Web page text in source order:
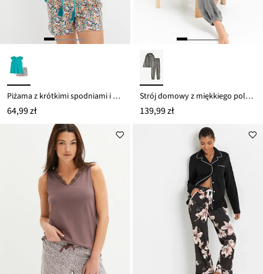
Piżama z krótkimi spodniami i koronkową tasiemką
64,99 zł
Strój domowy z miękkiego polaru
139,99 zł